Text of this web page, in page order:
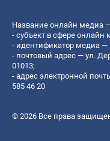
Название онлайн медиа —
- субъект в сфере онлайн
- идентификатор медиа —
- почтовый адрес — ул.
01013;
- адрес электронной
585 46 20
© 2026 Все права